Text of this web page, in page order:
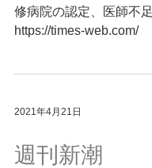
修病院の認定、医師不
https://times-web.com/
2021年4月21日
週刊新潮